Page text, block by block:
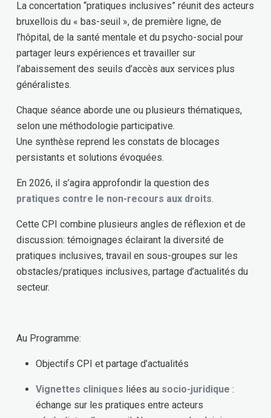
La concertation “pratiques inclusives” réunit des acteurs
bruxellois du « bas-seuil », de première ligne, de
l’hôpital, de la santé mentale et du psycho-social pour
partager leurs expériences et travailler sur
l’abaissement des seuils d’accès aux services plus
généralistes.
Chaque séance aborde une ou plusieurs thématiques,
selon une méthodologie participative.
Une synthèse reprend les constats de blocages
persistants et solutions évoquées.
En 2026, il s’agira approfondir la question des
pratiques contre le non-recours aux droits.
Cette CPI combine plusieurs angles de réflexion et de
discussion: témoignages éclairant la diversité de
pratiques inclusives, travail en sous-groupes sur les
obstacles/pratiques inclusives, partage d’actualités du
secteur.
Au Programme:
Objectifs CPI et partage d’actualités
Vignettes cliniques liées au socio-juridique :
échange sur les pratiques entre acteurs